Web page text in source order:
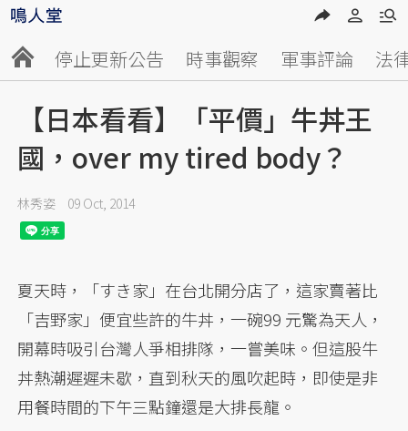
停止更新公告 時事觀察 軍事評論 法
【日本看看】「平價」牛丼王
國，over my tired body？
林秀姿 09 Oct, 2014
夏天時，「すき家」在台北開分店了，這家賣著比
「吉野家」便宜些許的牛丼，一碗99 元驚為天人，
開幕時吸引台灣人爭相排隊，一嘗美味。但這股牛
丼熱潮遲遲未歇，直到秋天的風吹起時，即使是非
用餐時間的下午三點鐘還是大排長龍。